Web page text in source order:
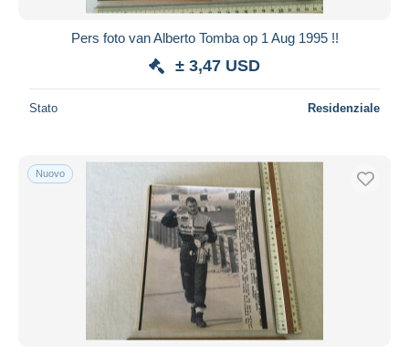
Pers foto van Alberto Tomba op 1 Aug 1995 !!
± 3,47 USD
Stato Residenziale
Nuovo